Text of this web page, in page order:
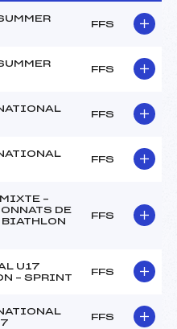
FFS
FFS
FFS
FFS
–
DE
BIATHLON
FFS
U17
– SPRINT
FFS
FFS